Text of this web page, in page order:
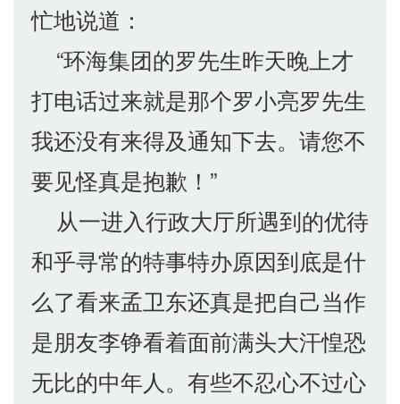
忙地说道：
“环海集团的罗先生昨天晚上才
打电话过来就是那个罗小亮罗先生
我还没有来得及通知下去。请您不
要见怪真是抱歉！”
从一进入行政大厅所遇到的优待
和乎寻常的特事特办原因到底是什
么了看来孟卫东还真是把自己当作
是朋友李铮看着面前满头大汗惶恐
无比的中年人。有些不忍心不过心